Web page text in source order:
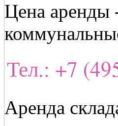
Цена аренды
Тел.: +7
Аренда